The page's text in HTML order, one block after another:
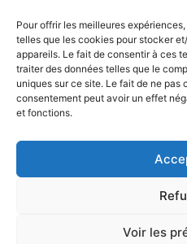
Pour offrir les meilleures
telles que les cookies pour stocker
appareils. Le fait de consentir à ces
traiter des données telles que le
uniques sur ce site. Le fait de ne pas
consentement peut avoir un effet
et fonctions.
Voir les
Partenaires :
Ijeweli
stapio
Copyright ©